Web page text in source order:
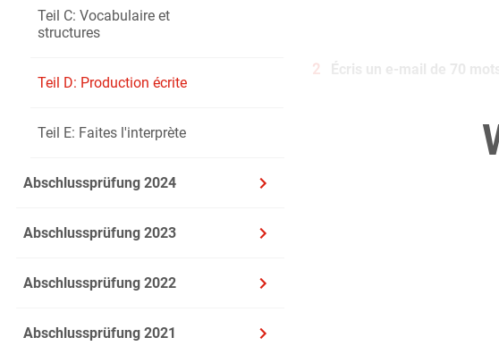
Teil C: Vocabulaire et
structures
Teil D: Production écrite
Teil E: Faites l'interprète
Abschlussprüfung 2024
Abschlussprüfung 2023
Abschlussprüfung 2022
Abschlussprüfung 2021
2 Écris un e-mail de 70 mots.
En septembre, votre
Fais des propositions